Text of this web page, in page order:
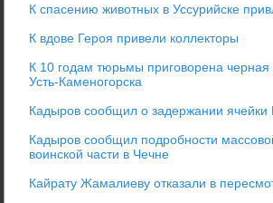
К спасению животных в Уссурийске
К вдове Героя привели коллекторы
К 10 годам тюрьмы приговорена черная
Усть-Каменогорска
Кадыров сообщил о задержании ячейки
Кадыров сообщил подробности
воинской части в Чечне
Кайрату Жамалиеву отказали в